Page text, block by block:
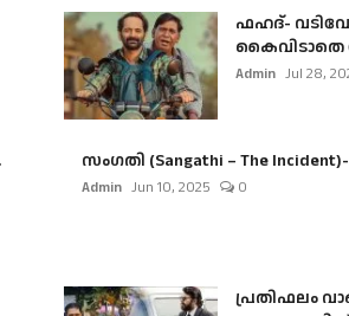
ഫഹദ്-
കൈവിടാതെ
Admin Jul 28,
സംഗതി (Sangathi – The
Admin Jun 10, 2025 0
പ്രതിഫലം